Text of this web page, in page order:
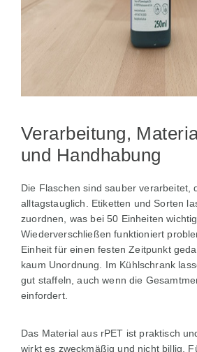
Verarbeitung,
und Handhabung
Die Flaschen sind sauber verarbeitet,
alltagstauglich. Etiketten und Sorten
zuordnen, was bei 50 Einheiten
Wiederverschließen funktioniert
Einheit für einen festen Zeitpunkt
kaum Unordnung. Im Kühlschrank
gut staffeln, auch wenn die
einfordert.
Das Material aus rPET ist praktisch
wirkt es zweckmäßig und nicht billig.